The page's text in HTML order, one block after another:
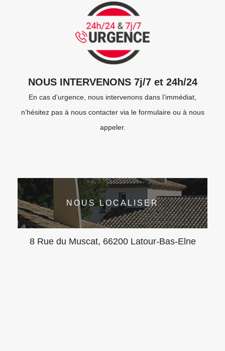
NOUS INTERVENONS 7j/7 et 24h/24
En cas d’urgence, nous intervenons dans l’immédiat,
n’hésitez pas à nous contacter via le formulaire ou à nous
appeler.
NOUS LOCALISER
8 Rue du Muscat, 66200 Latour-Bas-Elne